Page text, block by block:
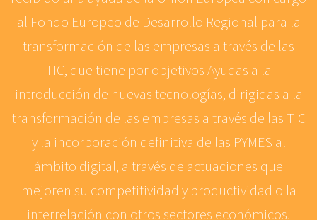
al Fondo Europeo de Desarrollo Regional para la
transformación de las empresas a través de las
TIC, que tiene por objetivos Ayudas a la
introducción de nuevas tecnologías, dirigidas a la
transformación de las empresas a través de las TIC
y la incorporación definitiva de las PYMES al
ámbito digital, a través de actuaciones que
mejoren su competitividad y productividad o la
interrelación con otros sectores económicos,